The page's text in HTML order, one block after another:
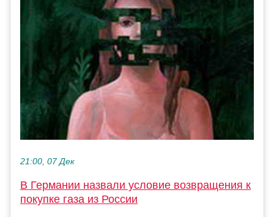
21:00, 07 Дек
В Германии назвали условие возвращения к
покупке газа из России